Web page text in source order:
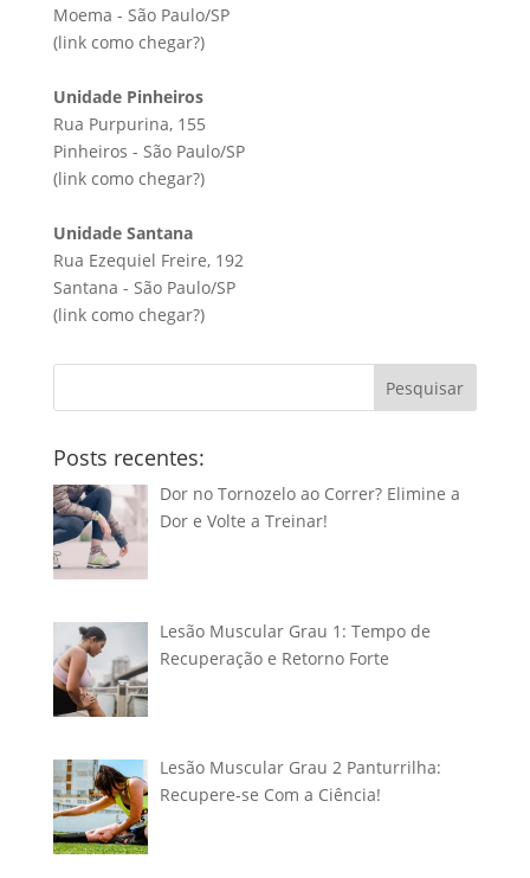
Moema - São Paulo/SP
(link como chegar?)
Unidade Pinheiros
Rua Purpurina, 155
Pinheiros - São Paulo/SP
(link como chegar?)
Unidade Santana
Rua Ezequiel Freire, 192
Santana - São Paulo/SP
(link como chegar?)
Pesquisar
Posts recentes:
Dor no Tornozelo ao Correr? Elimine a
Dor e Volte a Treinar!
Lesão Muscular Grau 1: Tempo de
Recuperação e Retorno Forte
Lesão Muscular Grau 2 Panturrilha:
Recupere-se Com a Ciência!